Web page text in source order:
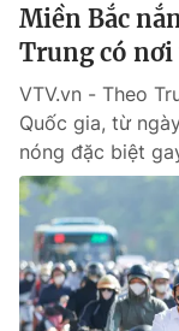
Miền Bắc
Trung có nơi
VTV.vn - Theo
Quốc gia, từ
nóng đặc biệt